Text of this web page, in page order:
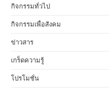
กิจกรรมทั่วไป
กิจกรรมเพื่อสังคม
ข่าวสาร
เกร็ดความรู้
โปรโมชั่น